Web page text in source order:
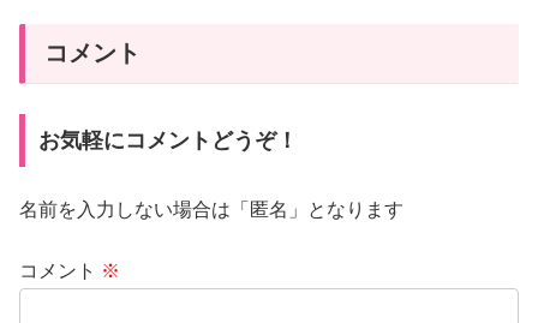
コメント
お気軽にコメントどうぞ！
名前を入力しない場合は「匿名」となります
コメント ※